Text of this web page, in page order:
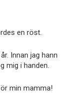
en röst.
Innan jag hann
mig i handen.
min mamma!